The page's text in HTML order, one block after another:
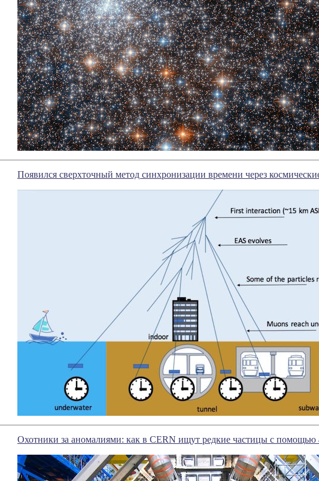
Появился сверхточный метод синхронизации времени через
Охотники за аномалиями: как в CERN ищут редкие частицы с помощью